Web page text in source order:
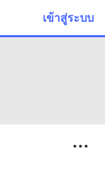
เข้าสู่ระบบ